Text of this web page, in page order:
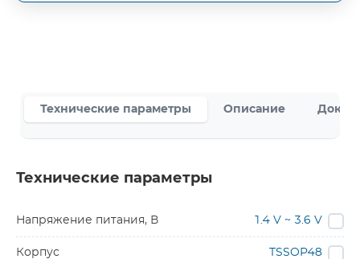
Технические параметры Описание
Технические параметры
Напряжение питания, В 1.4 V ~ 3.6 V
Корпус TSSOP48